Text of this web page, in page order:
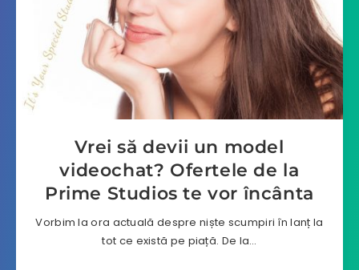
Vrei să devii un model
videochat? Ofertele de la
Prime Studios te vor încânta
Vorbim la ora actuală despre niște scumpiri în lanț la
tot ce există pe piață. De la…